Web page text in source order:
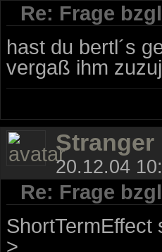
Re: Frage
hast du bertl´s
vergaß ihm
Stranger
20.12.04
Re: Frage
ShortTermEffect
>